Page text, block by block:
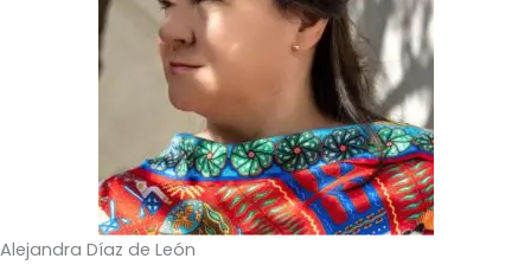
Alejandra Díaz de León